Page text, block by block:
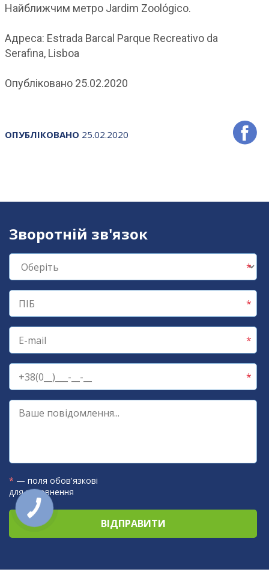
Найближчим метро Jardim Zoológico.
Адреса: Estrada Barcal Parque Recreativo da
Serafina, Lisboa
Опубліковано 25.02.2020
ОПУБЛІКОВАНО 25.02.2020
Зворотній зв'язок
* — поля обов'язкові
для заповнення